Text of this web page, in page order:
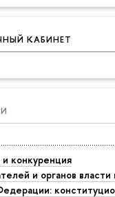
КАБИНЕТ
конкуренция
и органов власти